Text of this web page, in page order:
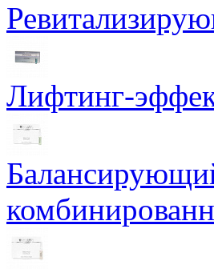
Лифтинг-